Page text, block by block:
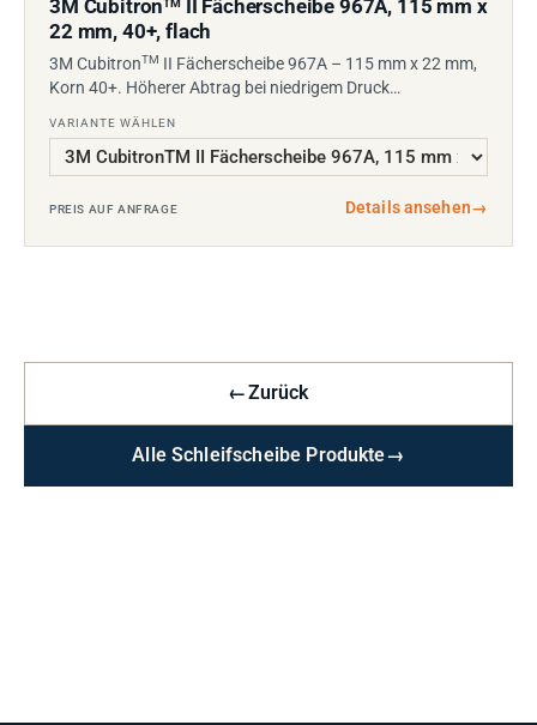
3M CubitronTMII Fächerscheibe 967A, 115 mm x
22 mm, 40+, flach
3M CubitronTM II Fächerscheibe 967A – 115 mm x 22 mm,
Korn 40+. Höherer Abtrag bei niedrigem Druck…
VARIANTE WÄHLEN
PREIS AUF ANFRAGE Details ansehen→
←Zurück
Alle Schleifscheibe Produkte→